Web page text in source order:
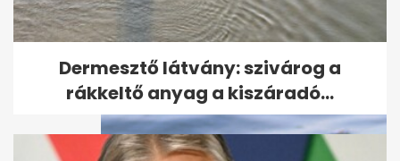
Tartós használt autó pár
százezerért: 20 év felett is jól...
Dermesztő látvány: szivárog a
rákkeltő anyag a kiszáradó...